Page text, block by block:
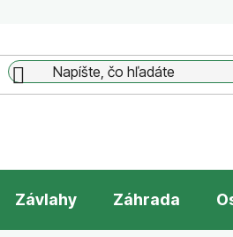
Závlahy Záhrada